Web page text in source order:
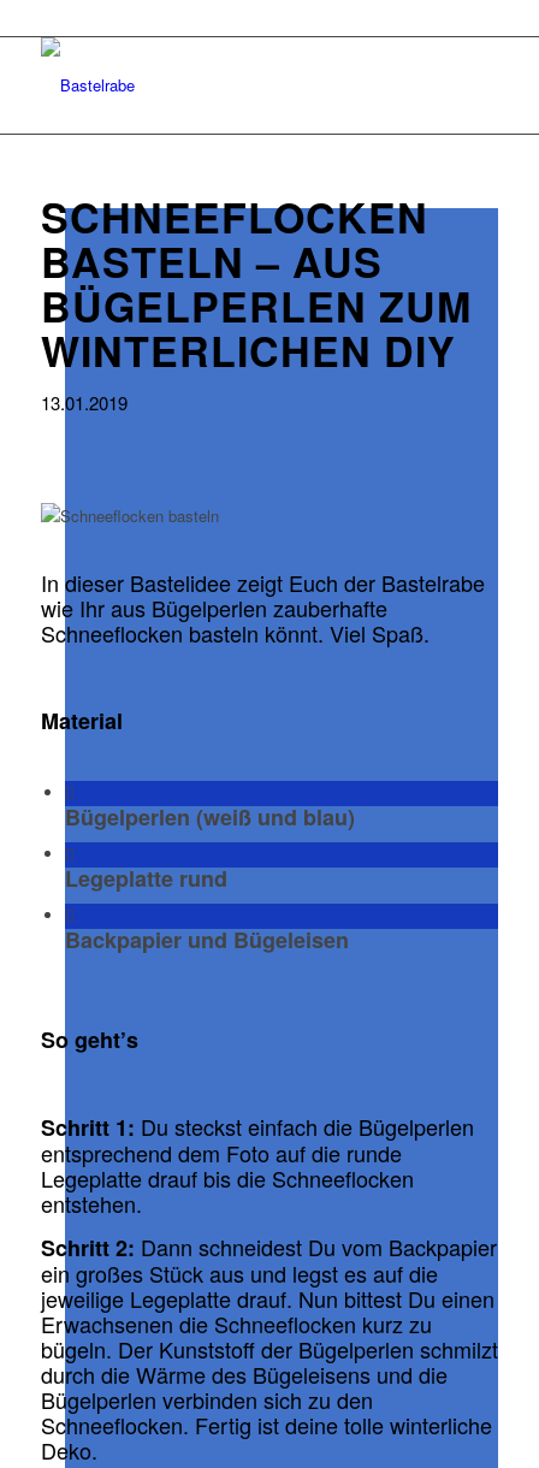
SCHNEEFLOCKEN
BASTELN – AUS
BÜGELPERLEN ZUM
WINTERLICHEN DIY
13.01.2019
In dieser Bastelidee zeigt Euch der Bastelrabe
wie Ihr aus Bügelperlen zauberhafte
Schneeflocken basteln könnt. Viel Spaß.
Material
Bügelperlen (weiß und blau)
Legeplatte rund
Backpapier und Bügeleisen
So geht’s
Schritt 1: Du steckst einfach die Bügelperlen
entsprechend dem Foto auf die runde
Legeplatte drauf bis die Schneeflocken
entstehen.
Schritt 2: Dann schneidest Du vom Backpapier
ein großes Stück aus und legst es auf die
jeweilige Legeplatte drauf. Nun bittest Du einen
Erwachsenen die Schneeflocken kurz zu
bügeln. Der Kunststoff der Bügelperlen schmilzt
durch die Wärme des Bügeleisens und die
Bügelperlen verbinden sich zu den
Schneeflocken. Fertig ist deine tolle winterliche
Deko.